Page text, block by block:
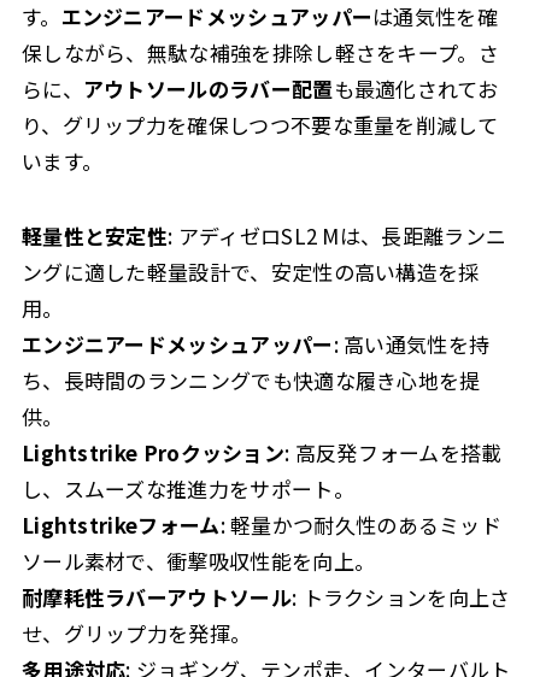
す。 エンジニアードメッシュアッパーは通気性を確
保しながら、無駄な補強を排除し軽さをキープ。さ
らに、 アウトソールのラバー配置も最適化されてお
り、グリップ力を確保しつつ不要な重量を削減して
います。
軽量性と安定性: アディゼロSL2 Mは、長距離ランニ
ングに適した軽量設計で、安定性の高い構造を採
用。
エンジニアードメッシュアッパー: 高い通気性を持
ち、長時間のランニングでも快適な履き心地を提
供。
Lightstrike Proクッション: 高反発フォームを搭載
し、スムーズな推進力をサポート。
Lightstrikeフォーム: 軽量かつ耐久性のあるミッド
ソール素材で、衝撃吸収性能を向上。
耐摩耗性ラバーアウトソール: トラクションを向上さ
せ、グリップ力を発揮。
多用途対応: ジョギング、テンポ走、インターバルト